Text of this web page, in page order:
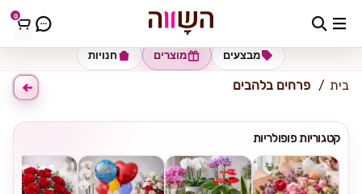
0 כתובת למשלוח הזינו כתובת
חנויות מוצרים מבצעים
בית פרחים בלהבים
קטגוריות פופולריות